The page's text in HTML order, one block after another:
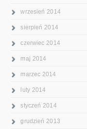
wrzesień 2014
sierpień 2014
czerwiec 2014
maj 2014
marzec 2014
luty 2014
styczeń 2014
grudzień 2013